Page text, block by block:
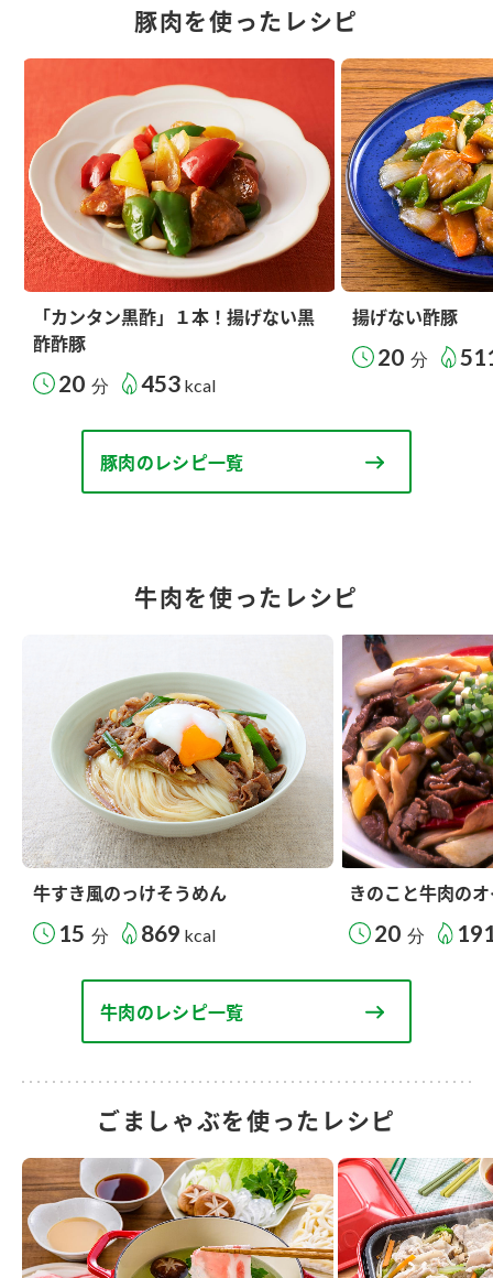
豚肉を使ったレシピ
「カンタン黒酢」１本！揚げない黒
酢酢豚
20 分 453 kcal
揚げない酢豚
20 分
豚肉のレシピ一覧
牛肉を使ったレシピ
牛すき風のっけそうめん
15 分 869 kcal
きのこと牛肉の
20 分
牛肉のレシピ一覧
ごましゃぶを使ったレシピ